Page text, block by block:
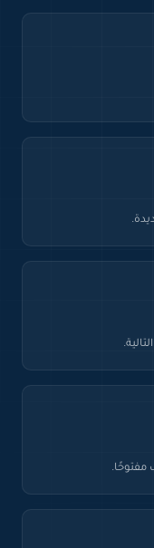
مفتوحًا.